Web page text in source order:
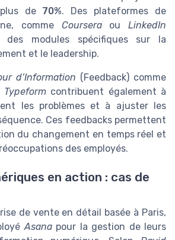
de 70%. Des plateformes de
comme CourseraouLinkedIn
modules spécifiques sur la
et le leadership.
d’Information (Feedback) comme
Typeformcontribuent également à
les problèmes et à ajuster les
Ces feedbacks permettent
du changement en temps réel et
des employés.
en action : cas de
de vente en détail basée à Paris,
Asanapour la gestion de leurs